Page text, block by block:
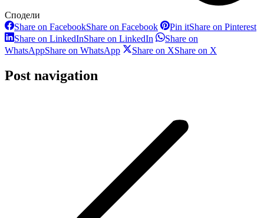
Сподели
Share on FacebookShare on Facebook Pin itShare on Pinterest
Share on LinkedInShare on LinkedIn
Share on
WhatsAppShare on WhatsApp Share on XShare on X
Post navigation